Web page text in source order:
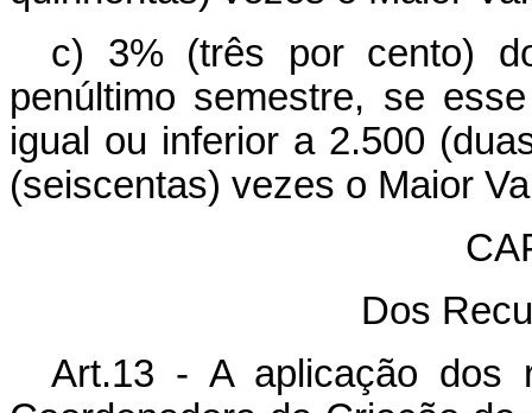
c) 3% (três por cento)
penúltimo semestre, se
igual ou inferior a 2.500
(seiscentas) vezes o Maior
Dos
Art.13 - A aplicação dos